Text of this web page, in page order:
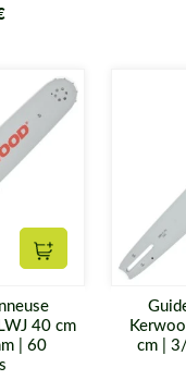
Ajouter au panier
40 cm
| 60
cm |